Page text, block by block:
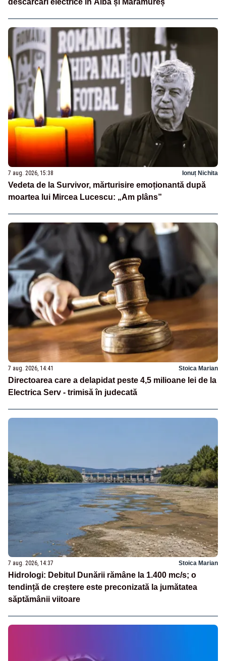
descărcări electrice în Alba și Maramureș
7 aug. 2026, 15:38 Ionuț Nichita
Vedeta de la Survivor, mărturisire emoționantă după
moartea lui Mircea Lucescu: „Am plâns”
7 aug. 2026, 14:41 Stoica Marian
Directoarea care a delapidat peste 4,5 milioane lei de la
Electrica Serv - trimisă în judecată
7 aug. 2026, 14:37 Stoica Marian
Hidrologi: Debitul Dunării rămâne la 1.400 mc/s; o
tendință de creștere este preconizată la jumătatea
săptămânii viitoare